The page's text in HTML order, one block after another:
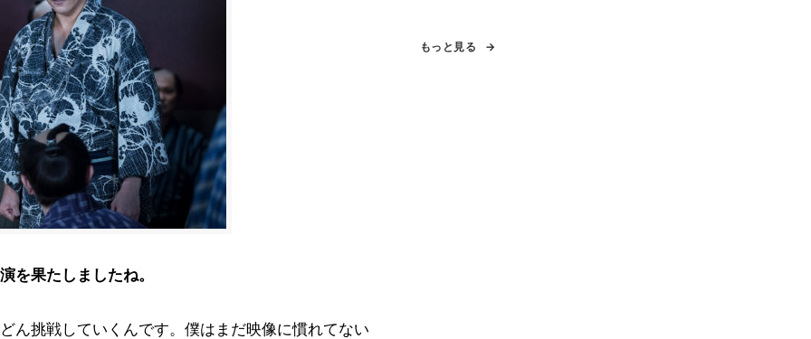
果たしましたね。
ん挑戦していくんです。僕はまだ映像に慣れてない
もっと見る